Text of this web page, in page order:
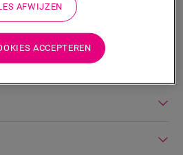
van dezelfde hoogte met elkaar
langs muren of ramen 4.
tussen jouw laminaatvloer en
en treden afwerken
AFWIJZEN
ACCEPTEREN